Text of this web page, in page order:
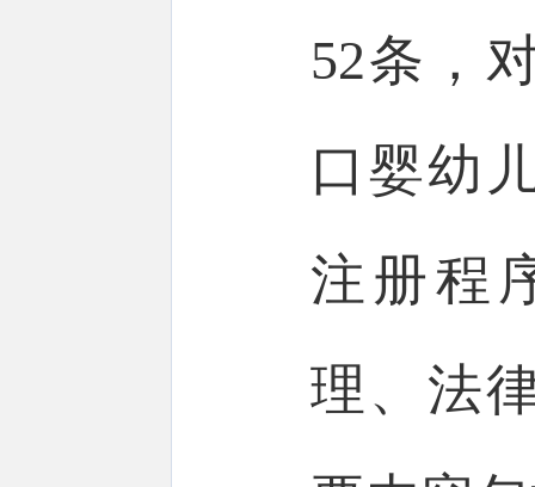
52条，
口婴幼
注册程
理、法